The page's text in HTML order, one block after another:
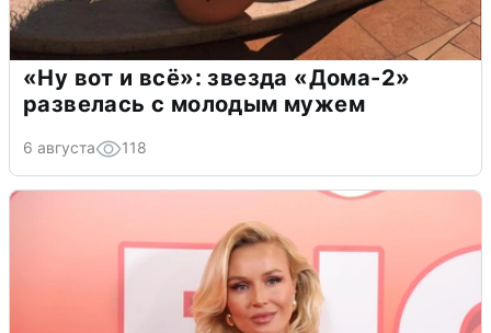
«Ну вот и всё»: звезда «Дома-2»
развелась с молодым мужем
6 августа 118